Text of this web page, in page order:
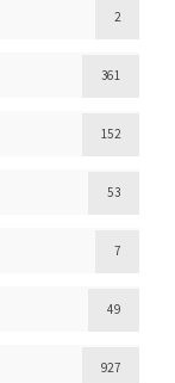
2
361
152
53
7
49
927